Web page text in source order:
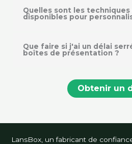
Quelles sont les
disponibles pour
Que faire si j'ai un délai
boîtes de présentation ?
Obtenir un
LansBox, un fabricant de